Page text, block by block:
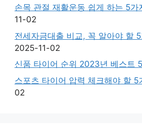
손목 관절 재활운동 쉽게 하는 5가
11-02
전세자금대출 비교, 꼭 알아야 할
2025-11-02
신품 타이어 순위 2023년 베스트 5
스포츠 타이어 압력 체크해야 할 5
02